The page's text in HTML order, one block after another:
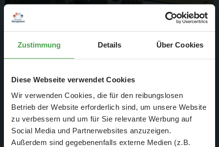
Zustimmung Details Über Cookies
Diese Webseite verwendet Cookies
Wir verwenden Cookies, die für den reibungslosen
Betrieb der Website erforderlich sind, um unsere Website
zu verbessern und um für Sie relevante Werbung auf
Social Media und Partnerwebsites anzuzeigen.
Außerdem sind gegebenenfalls externe Medien (z.B.